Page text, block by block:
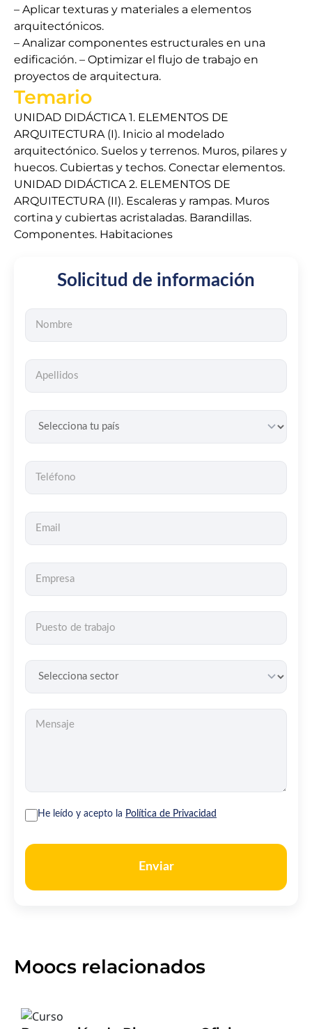
– Aplicar texturas y materiales a elementos
arquitectónicos.
– Analizar componentes estructurales en una
edificación. – Optimizar el flujo de trabajo en
proyectos de arquitectura.
Temario
UNIDAD DIDÁCTICA 1. ELEMENTOS DE
ARQUITECTURA (I). Inicio al modelado
arquitectónico. Suelos y terrenos. Muros, pilares y
huecos. Cubiertas y techos. Conectar elementos.
UNIDAD DIDÁCTICA 2. ELEMENTOS DE
ARQUITECTURA (II). Escaleras y rampas. Muros
cortina y cubiertas acristaladas. Barandillas.
Componentes. Habitaciones
Solicitud de información
He leído y acepto la Política de Privacidad
Enviar
Moocs relacionados